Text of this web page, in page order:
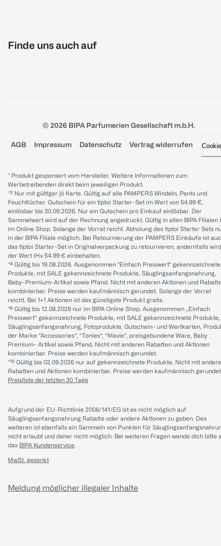
Finde uns auch auf
© 2026 BIPA Parfumerien Gesellschaft m.b.H.
AGB Impressum Datenschutz Vertrag widerrufen
* Produkt gesponsert vom Hersteller. Weitere Informationen zum
Werbetreibenden direkt beim jeweiligen Produkt.
*³ Nur mit gültiger jö Karte. Gültig auf alle PAMPERS Windeln, Pants und
Feuchttücher. Gutschein für ein tiptoi Starter-Set im Wert von 54.99 €,
einlösbar bis 30.09.2026. Nur ein Gutschein pro Einkauf einlösbar. Der
Sammelwert wird auf der Rechnung angedruckt. Gültig in allen BIPA Filialen
im Online Shop. Solange der Vorrat reicht. Abholung des tiptoi Starter Sets
in der BIPA Filiale möglich. Bei Retournierung der PAMPERS Einkäufe ist
das tiptoi Starter-Set in Originalverpackung zu retournieren, andernfalls wird
der Wert iHv 54.99 € einbehalten.
*⁴ Gültig bis 19.08.2026. Ausgenommen "Einfach Preiswert" gekennzeichnete
Produkte, mit SALE gekennzeichnete Produkte, Säuglingsanfangsnahrung,
Baby-Premium-Artikel sowie Pfand. Nicht mit anderen Aktionen und
kombinierbar. Preise werden kaufmännisch gerundet. Solange der Vorrat
reicht. Bei 1+1 Aktionen ist das günstigste Produkt gratis.
*⁸ Gültig bis 12.08.2026 nur im BIPA Online Shop. Ausgenommen „Einfach
Preiswert“ gekennzeichnete Produkte, mit SALE gekennzeichnete Produkte,
Säuglingsanfangsnahrung, Fotoprodukte, Gutschein- und Wertkarten,
der Marke “Accessories“, “Tonies“, “Mavie“, preisgebundene Ware, Baby
Premium- Artikel sowie Pfand. Nicht mit anderen Rabatten und Aktionen
kombinierbar. Preise werden kaufmännisch gerundet.
*¹⁰ Gültig bis 02.09.2026 nur auf gekennzeichnete Produkte. Nicht mit
Rabatten und Aktionen kombinierbar. Preise werden kaufmännisch
Preisliste der letzten 30 Tage
Aufgrund der EU-Richtlinie 2006/141/EG ist es nicht möglich auf
Säuglingsanfangsnahrung Rabatte oder andere Aktionen zu geben. Des
weiteren ist ebenfalls ein Sammeln von Punkten für
nicht erlaubt und daher nicht möglich. Bei weiteren Fragen wende dich bitte
das BIPA Kundenservice.
MwSt. gesenkt
Meldung möglicher illegaler Inhalte